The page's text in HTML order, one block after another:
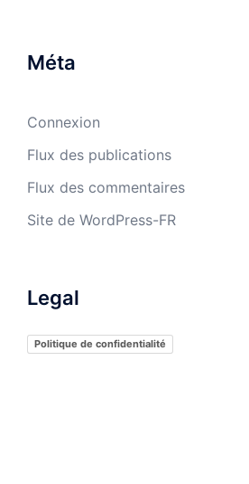
Méta
Connexion
Flux des publications
Flux des commentaires
Site de WordPress-FR
Legal
Politique de confidentialité